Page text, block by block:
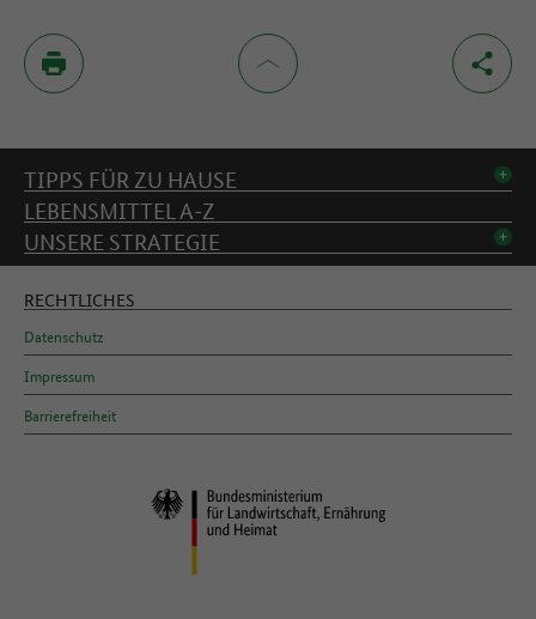
Inhaltsverzeichnis
TIPPS FÜR ZU HAUSE
LEBENSMITTEL A-Z
UNSERE STRATEGIE
RECHTLICHES
Datenschutz
Impressum
Barrierefreiheit